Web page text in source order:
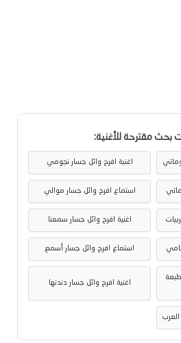
بحث مقترحة للأغنية:
اغنية افرح وائل جسار نجومي
استماع افرح وائل جسار موالي
اغنية افرح وائل جسار سمعنا
استماع افرح وائل جسار أسمع
اغنية افرح وائل جسار دندنها
العرب